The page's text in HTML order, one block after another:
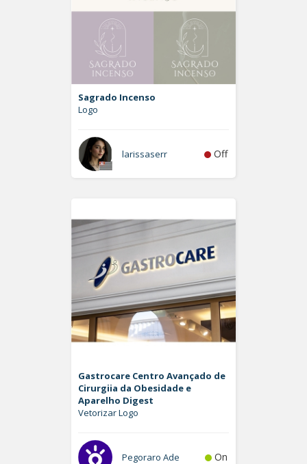
Sagrado Incenso
Logo
larissaserr Off
Gastrocare Centro Avançado de
Cirurgiia da Obesidade e
Aparelho Digest
Vetorizar Logo
Pegoraro Ade On